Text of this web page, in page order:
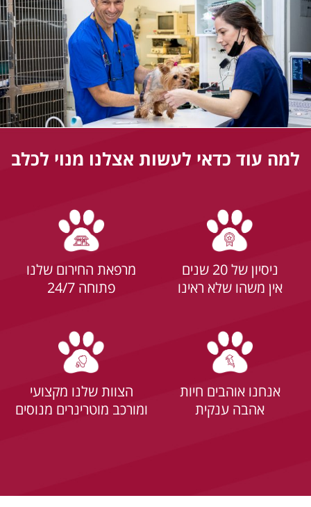
למה עוד כדאי לעשות אצלנו מנוי לכלב
ניסיון של 20 שנים
אין משהו שלא ראינו
מרפאת החירום שלנו
פתוחה 24/7
אנחנו אוהבים חיות
אהבה ענקית
הצוות שלנו מקצועי
ומורכב מוטרינרים מנוסים